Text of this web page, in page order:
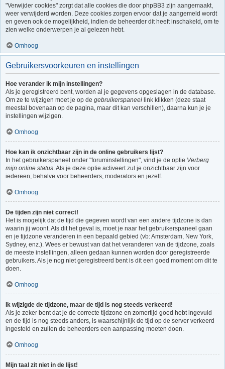
"Verwijder cookies" zorgt dat alle cookies die door phpBB3 zijn aangemaakt,
weer verwijderd worden. Deze cookies zorgen ervoor dat je aangemeld wordt
en geven ook de mogelijkheid, indien de beheerder dit heeft inschakeld, om te
zien welke onderwerpen je al gelezen hebt.
Omhoog
Gebruikersvoorkeuren en instellingen
Hoe verander ik mijn instellingen?
Als je geregistreerd bent, worden al je gegevens opgeslagen in de database.
Om ze te wijzigen moet je op de gebruikerspaneel link klikken (deze staat
meestal bovenaan op de pagina, maar dit kan verschillen), daarna kun je je
instellingen wijzigen.
Omhoog
Hoe kan ik onzichtbaar zijn in de online gebruikers lijst?
In het gebruikerspaneel onder "foruminstellingen", vind je de optie Verberg
mijn online status. Als je deze optie activeert zul je onzichtbaar zijn voor
iedereen, behalve voor beheerders, moderators en jezelf.
Omhoog
De tijden zijn niet correct!
Het is mogelijk dat de tijd die gegeven wordt van een andere tijdzone is dan
waarin jij woont. Als dit het geval is, moet je naar het gebruikerspaneel gaan
en je tijdzone veranderen in een bepaald gebied (vb: Amsterdam, New York,
Sydney, enz.). Wees er bewust van dat het veranderen van de tijdzone, zoals
de meeste instellingen, alleen gedaan kunnen worden door geregistreerde
gebruikers. Als je nog niet geregistreerd bent is dit een goed moment om dit te
doen.
Omhoog
Ik wijzigde de tijdzone, maar de tijd is nog steeds verkeerd!
Als je zeker bent dat je de correcte tijdzone en zomertijd goed hebt ingevuld
en de tijd is nog steeds anders, is waarschijnlijk de tijd op de server verkeerd
ingesteld en zullen de beheerders een aanpassing moeten doen.
Omhoog
Mijn taal zit niet in de lijst!